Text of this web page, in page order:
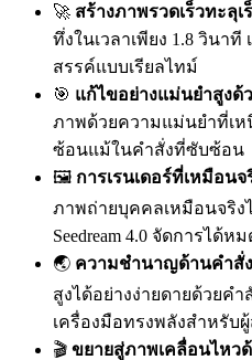
🚀 สร้างภาพรวดเร็วทะลุเ
ทึ่งในเวลาเพียง 1.8 วินา
สรรค์แบบเรียลไทม์
🎯 แก้ไขอย่างแม่นยำสูงด้ว
ภาพด้วยความแม่นยำที่เห
ซ้อนแม้ในคำสั่งที่ซับซ้อน
🖼️ การเรนเดอร์ที่เหมือน
ภาพถ่ายบุคคลเหมือนจริง
Seedream 4.0 จัดการได้ห
🌏 ความชำนาญด้านคำสั่
สูงได้อย่างง่ายดายด้วยค
เครื่องมือทรงพลังสำหรับ
🎬 ขยายสู่ภาพเคลื่อนไหวด้